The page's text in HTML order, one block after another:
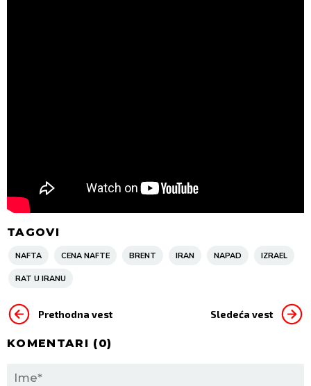
TAGOVI
NAFTA CENA NAFTE BRENT IRAN NAPAD IZRAEL
RAT U IRANU
Prethodna vest Sledeća vest
KOMENTARI (0)